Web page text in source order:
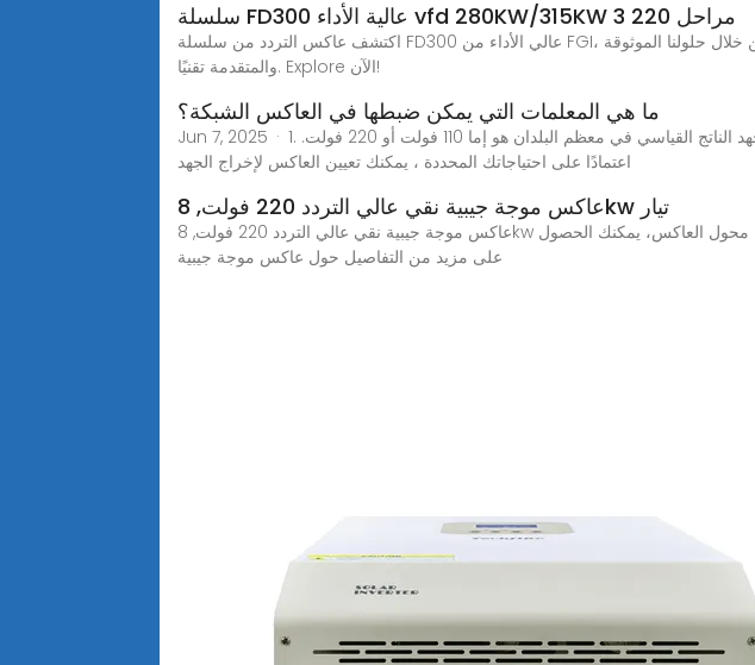
سلسلة FD300 عالية الأداء vfd 280KW/315KW 3 مراحل 220
اكتشف عاكس التردد من سلسلة FD300 عالي الأداء من FGI، والذي يتراوح من 93 كيلو واط إلى 710 كيلو واط. قم بتعزيز كفاءة محرك الجهد المتوسط من خلال حلولنا الموثوقة
والمتقدمة تقنيًا. Explore الآن!
ما هي المعلمات التي يمكن ضبطها في العاكس الشبكة؟
Jun 7, 2025 · 1. جهد الخرج واحدة من أهم المعلمات التي يمكنك ضبطها في عاكس الشبكة خارج هو جهد الخرج. الجهد الناتج القياسي في معظم البلدان هو إما 110 فولت أو 220 فولت.
اعتمادًا على احتياجاتك المحددة ، يمكنك تعيين العاكس لإخراج الجهد
عاكس موجة جيبية نقي عالي التردد 220 فولت, 8kw تيار
عاكس موجة جيبية نقي عالي التردد 220 فولت, 8kw تيار مستمر 12 فولت 24 فولت إلى 220 فولت ، محول الطاقة الأكثر مبيعًا للسيارة ، 8000 واط ، محول العاكس، يمكنك الحصول
على مزيد من التفاصيل حول عاكس موجة جيبية